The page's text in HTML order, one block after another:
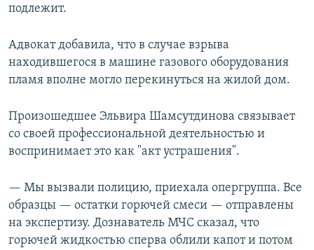
подлежит.
Адвокат добавила, что в случае взрыва
находившегося в машине газового оборудования
пламя вполне могло перекинуться на жилой дом.
Произошедшее Эльвира Шамсутдинова связывает
со своей профессиональной деятельностью и
воспринимает это как "акт устрашения".
— Мы вызвали полицию, приехала опергруппа. Все
образцы — остатки горючей смеси — отправлены
на экспертизу. Дознаватель МЧС сказал, что
горючей жидкостью сперва облили капот и потом